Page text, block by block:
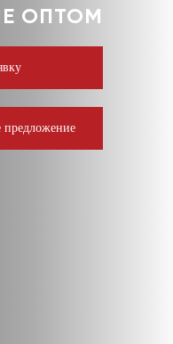
ОПТОМ
предложение